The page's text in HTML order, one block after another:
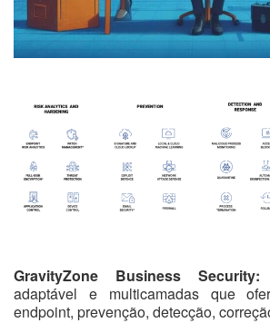
GravityZone Business Security:
adaptável e multicamadas que
endpoint, prevenção, detecção,